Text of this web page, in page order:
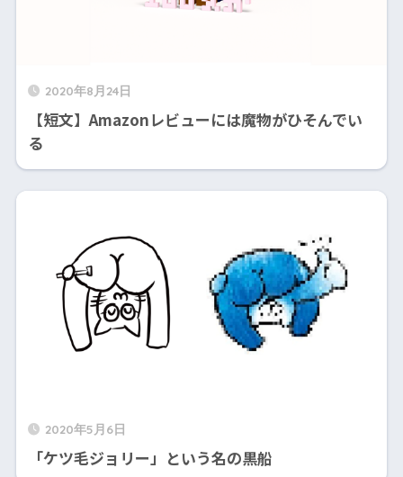
2020年8月24日
【短文】Amazonレビューには魔物がひそんでい
る
2020年5月6日
「ケツ毛ジョリー」という名の黒船